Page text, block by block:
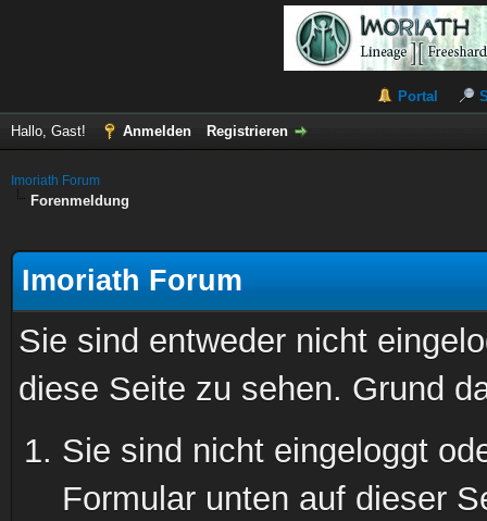
Portal
Hallo, Gast! Anmelden Registrieren
Imoriath Forum
Forenmeldung
Imoriath Forum
Sie sind entweder nicht
diese Seite zu sehen. Grund
Sie sind nicht eingeloggt
Formular unten auf dieser